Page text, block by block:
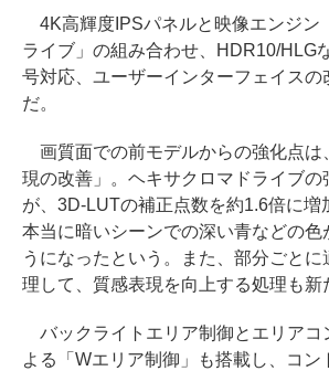
4K高輝度IPSパネルと映像エンジン
ライブ」の組み合わせ、HDR10/HLG
号対応、ユーザーインターフェイスの
だ。
画質面での前モデルからの強化点は
現の改善」。ヘキサクロマドライブの
が、3D-LUTの補正点数を約1.6倍に増
本当に暗いシーンでの深い青などの色
うになったという。また、部分ごと
理して、質感表現を向上する処理も新
バックライトエリア制御とエリアコ
よる「Wエリア制御」も搭載し、コン